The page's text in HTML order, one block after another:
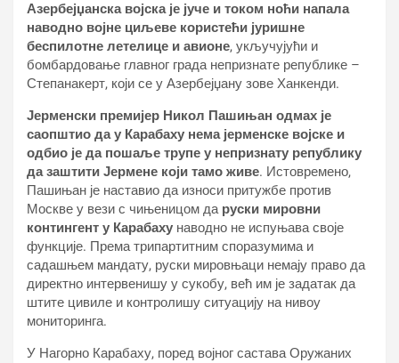
Азербејџанска војска је јуче и током ноћи напала
наводно војне циљеве користећи јуришне
беспилотне летелице и авионе, укључујући и
бомбардовање главног града непризнате републике –
Степанакерт, који се у Азербејџану зове Ханкенди.
Јерменски премијер Никол Пашињан одмах је
саопштио да у Карабаху нема јерменске војске и
одбио је да пошаље трупе у непризнату републику
да заштити Јермене који тамо живе. Истовремено,
Пашињан је наставио да износи притужбе против
Москве у вези с чињеницом да руски мировни
контингент у Карабаху наводно не испуњава своје
функције. Према трипартитним споразумима и
садашњем мандату, руски мировњаци немају право да
директно интервенишу у сукобу, већ им је задатак да
штите цивиле и контролишу ситуацију на нивоу
мониторинга.
У Нагорно Карабаху, поред војног састава Оружаних